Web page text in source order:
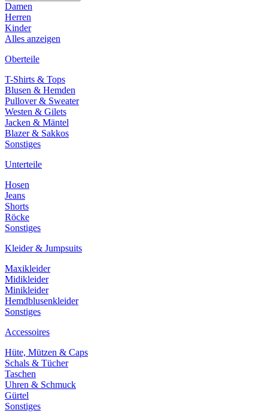
Damen
Herren
Kinder
Alles anzeigen
Oberteile
T-Shirts & Tops
Blusen & Hemden
Pullover & Sweater
Westen & Gilets
Jacken & Mäntel
Blazer & Sakkos
Sonstiges
Unterteile
Hosen
Jeans
Shorts
Röcke
Sonstiges
Kleider & Jumpsuits
Maxikleider
Midikleider
Minikleider
Hemdblusenkleider
Sonstiges
Accessoires
Hüte, Mützen & Caps
Schals & Tücher
Taschen
Uhren & Schmuck
Gürtel
Sonstiges